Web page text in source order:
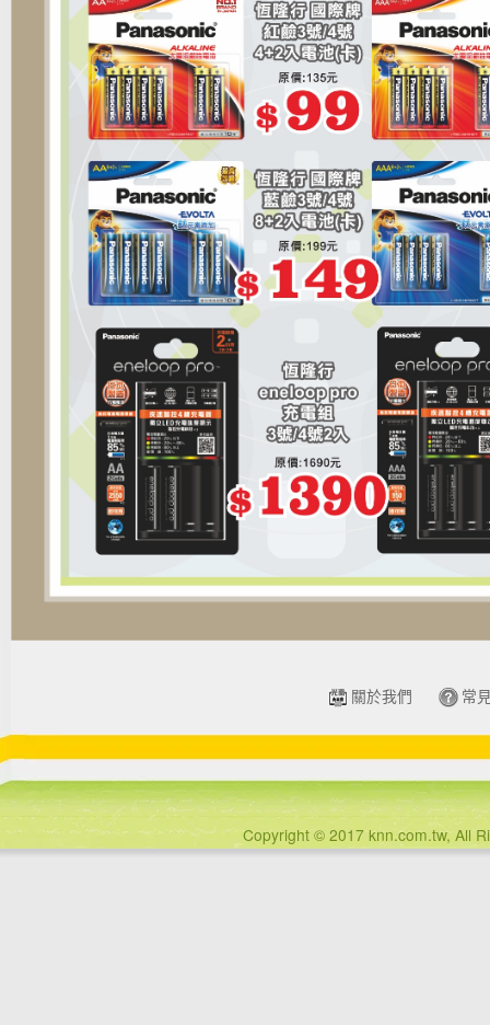
關於我們 常
Copyright © 2017 knn.com.tw, All